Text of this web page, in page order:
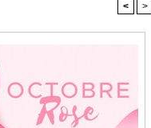
< >